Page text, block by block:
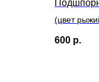
(цвет
600 р.